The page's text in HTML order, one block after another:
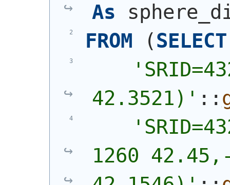
As
FROM
( SELECT
42.3521)' ::
1260